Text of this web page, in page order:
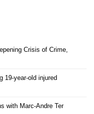
Crisis of Crime,
19-year-old injured
with Marc-Andre Ter